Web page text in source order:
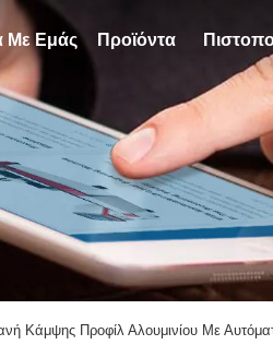
Με Εμάς Προϊόντα
Κάμψης Προφίλ Αλουμινίου Με